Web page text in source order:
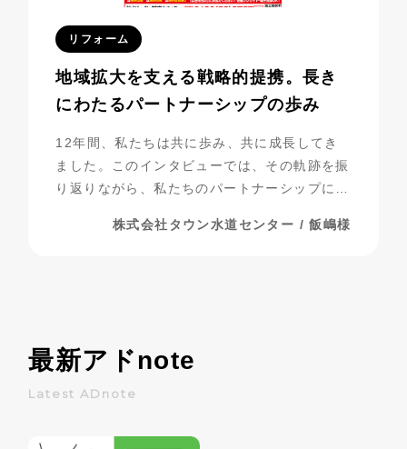
リフォーム
地域拡大を支える戦略的提携。長き
にわたるパートナーシップの歩み
12年間、私たちは共に歩み、共に成長してき
ました。このインタビューでは、その軌跡を振
り返りながら、私たちのパートナーシップにつ
株式会社タウン水道センター / 飯嶋様
最新アドnote
Latest ADnote